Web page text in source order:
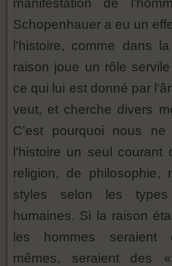
manifestation de
Schopenhauer a eu un
l'histoire, comme dans
raison joue un rôle
ce qui lui est donné par
veut, et cherche divers
C'est pourquoi nous
l'histoire un seul courant
religion, de philosophie,
styles selon les types
humaines. Si la raison
les hommes seraient
mêmes, seraient des